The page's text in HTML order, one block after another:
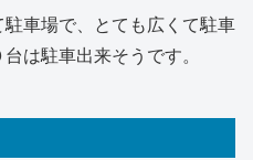
車場で、とても広くて駐車
は駐車出来そうです。